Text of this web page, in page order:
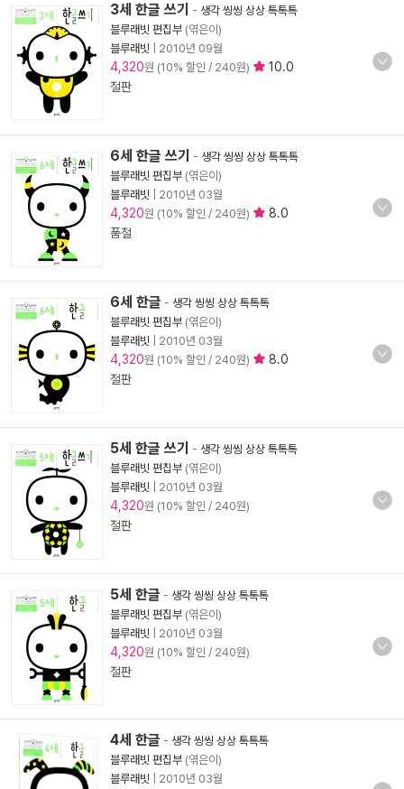
3세 한글 쓰기 - 생각 씽씽 상상 톡톡톡
블루래빗 편집부 (엮은이)
블루래빗
2010년 09월
4,320원 (10% 할인 / 240원)
10.0
절판
6세 한글 쓰기 - 생각 씽씽 상상 톡톡톡
블루래빗 편집부 (엮은이)
블루래빗
2010년 03월
4,320원 (10% 할인 / 240원)
8.0
품절
6세 한글 - 생각 씽씽 상상 톡톡톡
블루래빗 편집부 (엮은이)
블루래빗
2010년 03월
4,320원 (10% 할인 / 240원)
8.0
절판
5세 한글 쓰기 - 생각 씽씽 상상 톡톡톡
블루래빗 편집부 (엮은이)
블루래빗
2010년 03월
4,320원 (10% 할인 / 240원)
절판
5세 한글 - 생각 씽씽 상상 톡톡톡
블루래빗 편집부 (엮은이)
블루래빗
2010년 03월
4,320원 (10% 할인 / 240원)
절판
4세 한글 - 생각 씽씽 상상 톡톡톡
블루래빗 편집부 (엮은이)
블루래빗
2010년 03월